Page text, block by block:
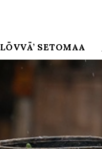
LÖVVÄ’ SETOMAA